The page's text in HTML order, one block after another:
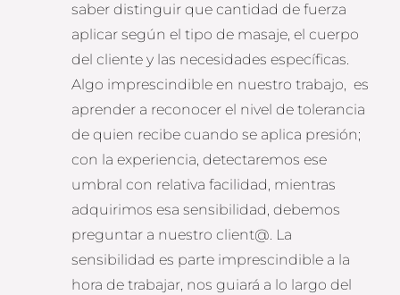
saber distinguir que cantidad de fuerza
aplicar según el tipo de masaje, el cuerpo
del cliente y las necesidades específicas.
Algo imprescindible en nuestro trabajo, es
aprender a reconocer el nivel de tolerancia
de quien recibe cuando se aplica presión;
con la experiencia, detectaremos ese
umbral con relativa facilidad, mientras
adquirimos esa sensibilidad, debemos
preguntar a nuestro client@. La
sensibilidad es parte imprescindible a la
hora de trabajar, nos guiará a lo largo del